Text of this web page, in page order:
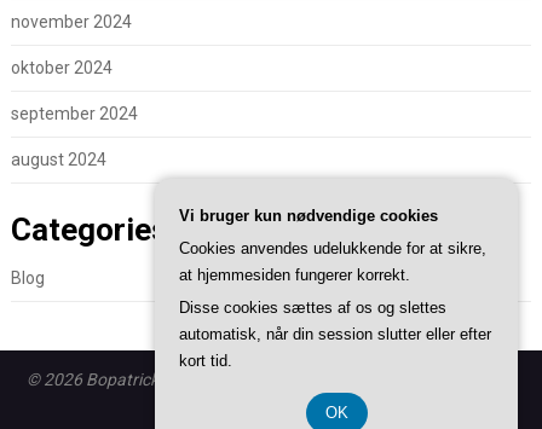
november 2024
oktober 2024
september 2024
august 2024
Categories
Blog
© 2026 Bopatrickmc.dk - WordPress theme by
Vi bruger kun nødvendige cookies
Cookies anvendes udelukkende for at sikre,
at hjemmesiden fungerer korrekt.
Disse cookies sættes af os og slettes
automatisk, når din session slutter eller efter
kort tid.
OK